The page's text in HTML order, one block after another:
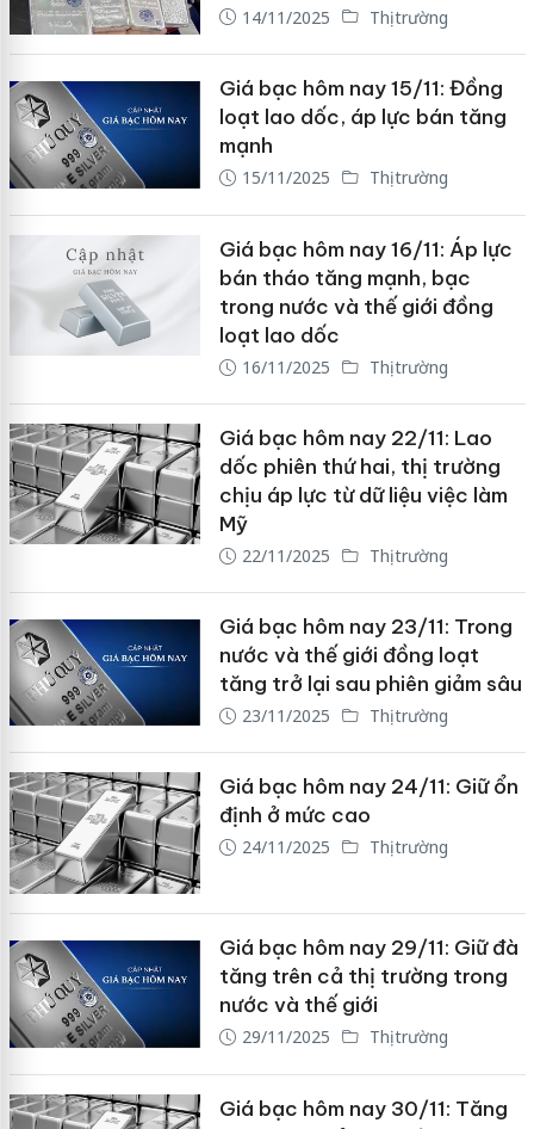
14/11/2025 Thị trường
Giá bạc hôm nay 15/11: Đồng
loạt lao dốc, áp lực bán tăng
mạnh
15/11/2025 Thị trường
Giá bạc hôm nay 16/11: Áp lực
bán tháo tăng mạnh, bạc
trong nước và thế giới đồng
loạt lao dốc
16/11/2025 Thị trường
Giá bạc hôm nay 22/11: Lao
dốc phiên thứ hai, thị trường
chịu áp lực từ dữ liệu việc làm
Mỹ
22/11/2025 Thị trường
Giá bạc hôm nay 23/11: Trong
nước và thế giới đồng loạt
tăng trở lại sau phiên giảm sâu
23/11/2025 Thị trường
Giá bạc hôm nay 24/11: Giữ ổn
định ở mức cao
24/11/2025 Thị trường
Giá bạc hôm nay 29/11: Giữ đà
tăng trên cả thị trường trong
nước và thế giới
29/11/2025 Thị trường
Giá bạc hôm nay 30/11: Tăng